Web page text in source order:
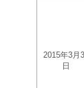
2015年3月
日